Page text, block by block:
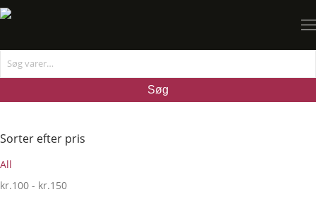
Sorter efter pris
All
kr.100 - kr.150